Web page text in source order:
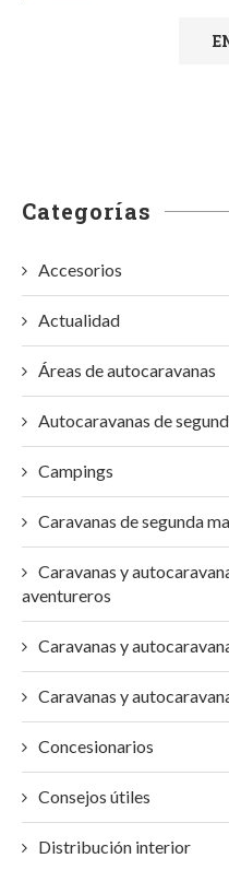
Categorías
Accesorios
Actualidad
Áreas de autocaravanas
Autocaravanas de
Campings
Caravanas de segunda
Caravanas y
aventureros
Caravanas y
Caravanas y
Concesionarios
Consejos útiles
Distribución interior